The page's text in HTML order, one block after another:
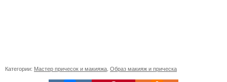
Категории: Мастер причесок и макияжа Образ макияж и прическа